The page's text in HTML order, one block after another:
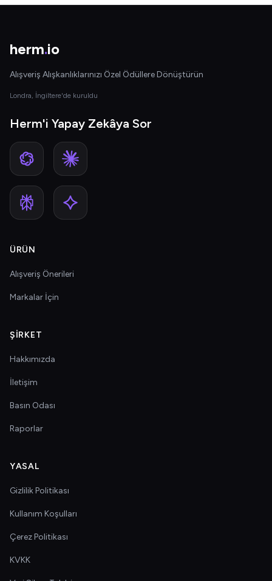
herm.io
Alışveriş Alışkanlıklarınızı Özel Ödüllere Dönüştürün
Londra, İngiltere'de kuruldu
Herm'i Yapay Zekâya Sor
ÜRÜN
Alışveriş Önerileri
Markalar İçin
ŞIRKET
Hakkımızda
İletişim
Basın Odası
Raporlar
YASAL
Gizlilik Politikası
Kullanım Koşulları
Çerez Politikası
KVKK